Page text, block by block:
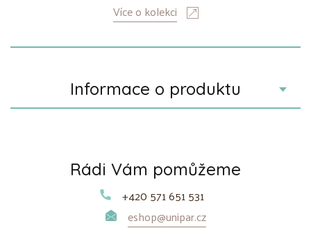
Více o kolekci
Informace o produktu
Rádi Vám pomůžeme
+420 571 651 531
eshop@unipar.cz